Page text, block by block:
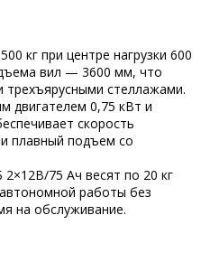
кг при центре нагрузки 600
вил — 3600 мм, что
трехъярусными стеллажами.​
двигателем 0,75 кВт и
скорость
плавный подъем со
75 Ач весят по 20 кг
работы без
на обслуживание.​